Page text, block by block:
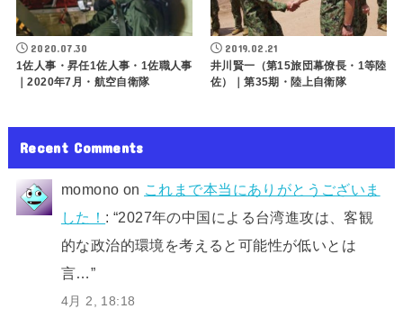
2020.07.30
1佐人事・昇任1佐人事・1佐職人事
｜2020年7月・航空自衛隊
2019.02.21
井川賢一（第15旅団幕僚長・1等陸
佐）｜第35期・陸上自衛隊
Recent Comments
momono on これまで本当にありがとうございま
した！ : “2027年の中国による台湾進攻は、客観
的な政治的環境を考えると可能性が低いとは
言…”
4月 2, 18:18